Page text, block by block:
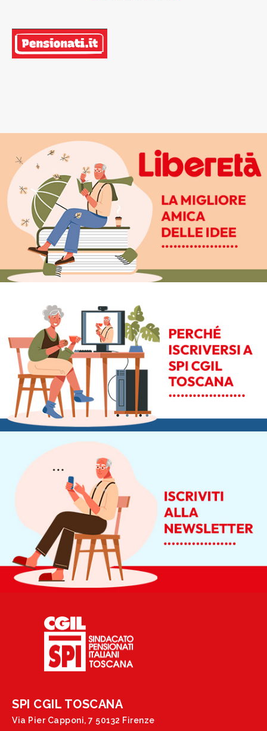
SPI CGIL TOSCANA
Via Pier Capponi, 7 50132 Firenze